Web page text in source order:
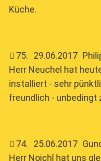
Küche.
75. 29.06.2017
Herr Neuchel hat
installiert - sehr
freundlich - unbedingt
74. 25.06.2017
Herr Noichl hat uns